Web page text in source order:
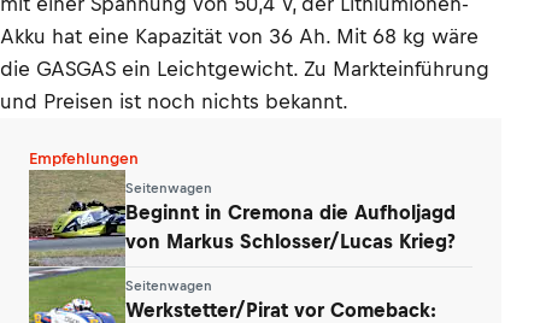
Akku hat eine Kapazität von 36 Ah. Mit 68 kg wäre
die GASGAS ein Leichtgewicht. Zu Markteinführung
und Preisen ist noch nichts bekannt.
Empfehlungen
Seitenwagen
Beginnt in Cremona die Aufholjagd
von Markus Schlosser/Lucas Krieg?
Seitenwagen
Werkstetter/Pirat vor Comeback: